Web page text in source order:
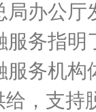
公厅
务指
务机
，支